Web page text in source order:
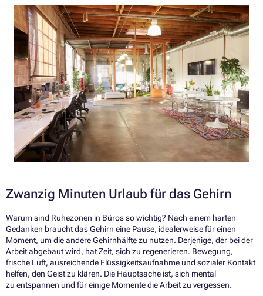
Zwanzig Minuten Urlaub für das Gehirn
Warum sind Ruhezonen in Büros so wichtig? Nach einem harten
Gedanken braucht das Gehirn eine Pause, idealerweise für einen
Moment, um die andere Gehirnhälfte zu nutzen. Derjenige, der bei der
Arbeit abgebaut wird, hat Zeit, sich zu regenerieren. Bewegung,
frische Luft, ausreichende Flüssigkeitsaufnahme und sozialer Kontakt
helfen, den Geist zu klären. Die Hauptsache ist, sich mental
zu entspannen und für einige Momente die Arbeit zu vergessen.